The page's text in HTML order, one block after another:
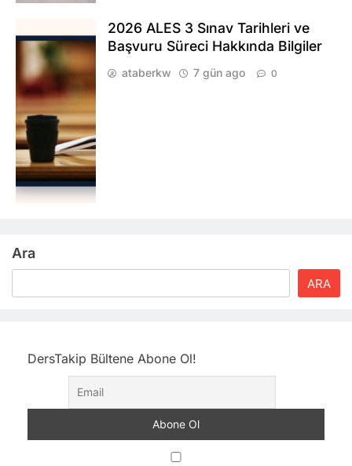
2026 ALES 3 Sınav Tarihleri ve
Başvuru Süreci Hakkında Bilgiler
ataberkw 7 gün ago 0
Ara
ARA
DersTakip Bültene Abone Ol!